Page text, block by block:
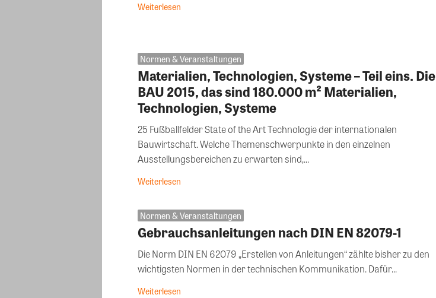
Weiterlesen
Normen & Veranstaltungen
Materialien, Technologien, Systeme – Teil eins. Die
BAU 2015, das sind 180.000 m² Materialien,
Technologien, Systeme
25 Fußballfelder State of the Art Technologie der internationalen
Bauwirtschaft. Welche Themenschwerpunkte in den einzelnen
Ausstellungsbereichen zu erwarten sind,...
Weiterlesen
Normen & Veranstaltungen
Gebrauchsanleitungen nach DIN EN 82079-1
Die Norm DIN EN 62079 „Erstellen von Anleitungen“ zählte bisher zu den
wichtigsten Normen in der technischen Kommunikation. Dafür...
Weiterlesen